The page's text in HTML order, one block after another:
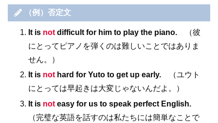
（例）否定文
It is notdifficult for him to play the piano.（彼
にとってピアノを弾くのは難しいことではありま
せん。）
It isnothard for Yuto to get up early.（ユウト
にとっては早起きは大変じゃないんだよ。）
It is noteasy for us to speak perfect English.
（完璧な英語を話すのは私たちには簡単なことで